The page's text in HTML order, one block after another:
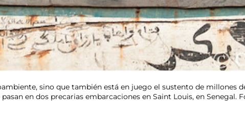
sino que también está en juego el sustento de millones
en dos precarias embarcaciones en Saint Louis, en Senegal.